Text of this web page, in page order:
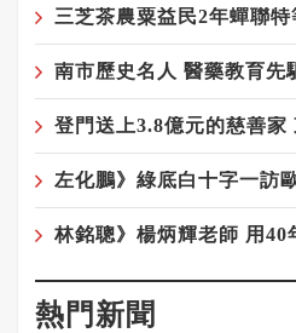
三芝茶農粟益民2年蟬聯特
南市歷史名人 醫藥教育先
左化鵬》綠底白十字一訪
熱門新聞